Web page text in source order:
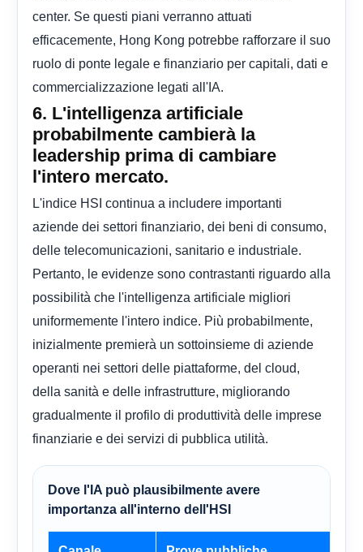
center. Se questi piani verranno attuati
efficacemente, Hong Kong potrebbe rafforzare il suo
ruolo di ponte legale e finanziario per capitali, dati e
commercializzazione legati all'IA.
6. L'intelligenza artificiale
probabilmente cambierà la
leadership prima di cambiare
l'intero mercato.
L'indice HSI continua a includere importanti
aziende dei settori finanziario, dei beni di consumo,
delle telecomunicazioni, sanitario e industriale.
Pertanto, le evidenze sono contrastanti riguardo alla
possibilità che l'intelligenza artificiale migliori
uniformemente l'intero indice. Più probabilmente,
inizialmente premierà un sottoinsieme di aziende
operanti nei settori delle piattaforme, del cloud,
della sanità e delle infrastrutture, migliorando
gradualmente il profilo di produttività delle imprese
finanziarie e dei servizi di pubblica utilità.
Dove l'IA può plausibilmente avere
importanza all'interno dell'HSI